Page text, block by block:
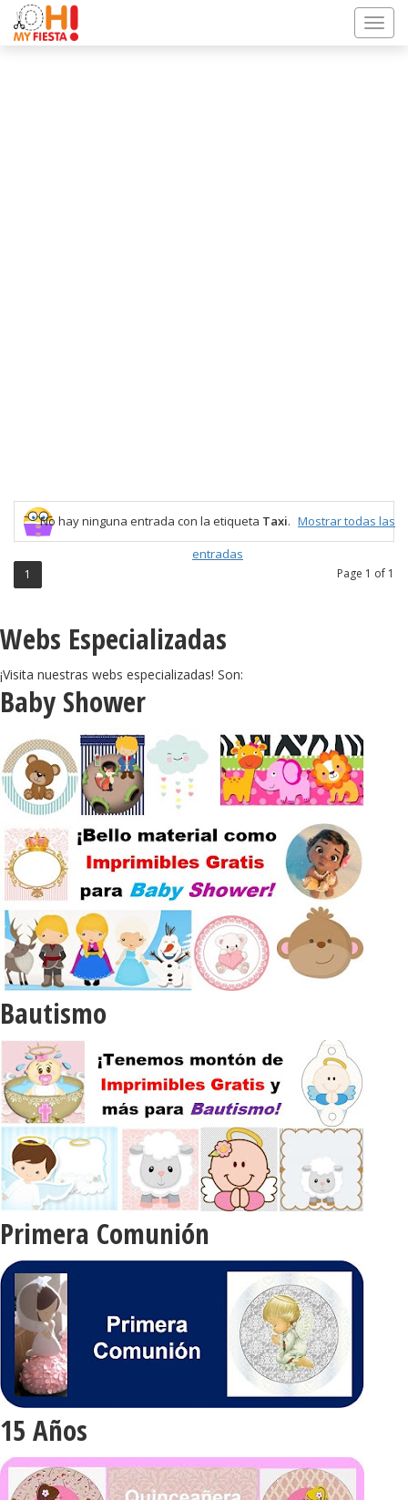
No hay ninguna entrada con la etiqueta Taxi. Mostrar todas las
entradas
Page 1 of 1
1
Webs Especializadas
¡Visita nuestras webs especializadas! Son:
Baby Shower
Bautismo
Primera Comunión
15 Años